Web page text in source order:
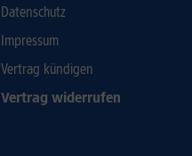
Datenschutz
Impressum
Vertrag kündigen
Vertrag widerrufen